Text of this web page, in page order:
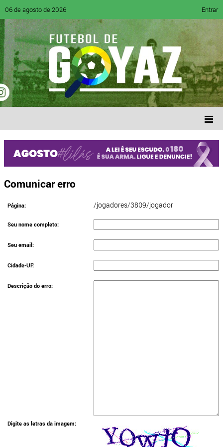
06 de agosto de 2026 Entrar
Comunicar erro
Página: /jogadores/3809/jogador
Seu nome completo:
Seu email:
Cidade-UF:
Descrição do erro:
Digite as letras da imagem: